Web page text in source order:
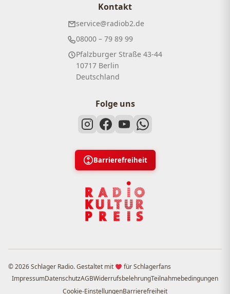
Kontakt
service@radiob2.de
08000 – 79 89 99
Pfalzburger Straße 43-44
10717 Berlin
Deutschland
Folge uns
Barrierefreiheit
© 2026 Schlager Radio. Gestaltet mit
für Schlagerfans
ImpressumDatenschutzAGBWiderrufsbelehrungTeilnahmebedingungen
Cookie-EinstellungenBarrierefreiheit